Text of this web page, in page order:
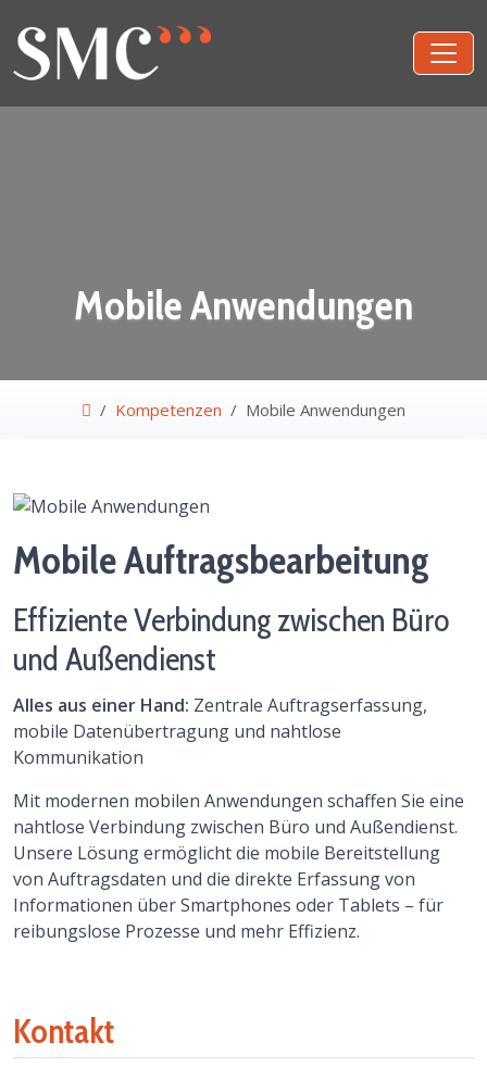
Mobile Anwendungen
Kompetenzen Mobile Anwendungen
Mobile Auftragsbearbeitung
Effiziente Verbindung zwischen Büro
und Außendienst
Alles aus einer Hand: Zentrale Auftragserfassung,
mobile Datenübertragung und nahtlose
Kommunikation
Mit modernen mobilen Anwendungen schaffen Sie eine
nahtlose Verbindung zwischen Büro und Außendienst.
Unsere Lösung ermöglicht die mobile Bereitstellung
von Auftragsdaten und die direkte Erfassung von
Informationen über Smartphones oder Tablets – für
reibungslose Prozesse und mehr Effizienz.
Kontakt